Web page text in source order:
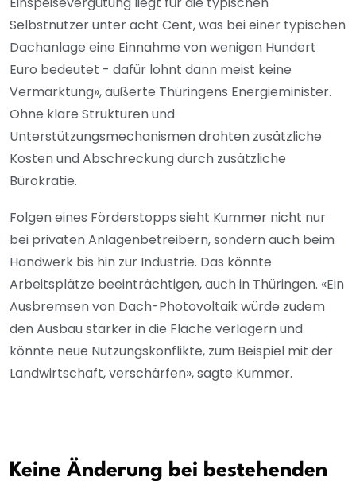
Selbstnutzer unter acht Cent, was bei einer typischen
Dachanlage eine Einnahme von wenigen Hundert
Euro bedeutet - dafür lohnt dann meist keine
Vermarktung», äußerte Thüringens Energieminister.
Ohne klare Strukturen und
Unterstützungsmechanismen drohten zusätzliche
Kosten und Abschreckung durch zusätzliche
Bürokratie.
Folgen eines Förderstopps sieht Kummer nicht nur
bei privaten Anlagenbetreibern, sondern auch beim
Handwerk bis hin zur Industrie. Das könnte
Arbeitsplätze beeinträchtigen, auch in Thüringen. «Ein
Ausbremsen von Dach-Photovoltaik würde zudem
den Ausbau stärker in die Fläche verlagern und
könnte neue Nutzungskonflikte, zum Beispiel mit der
Landwirtschaft, verschärfen», sagte Kummer.
Keine Änderung bei bestehenden